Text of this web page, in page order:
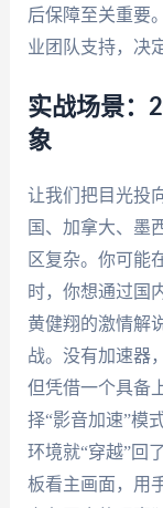
后保障至关重要
业团队支持，决
实战场景：
象
让我们把目光投
国、加拿大、墨
区复杂。你可能
时，你想通过国
黄健翔的激情解
战。没有加速器
但凭借一个具备
择“影音加速”模
环境就“穿越”回
板看主画面，用